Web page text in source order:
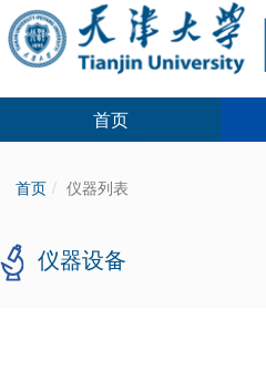
首页
首页 仪器列表
仪器设备